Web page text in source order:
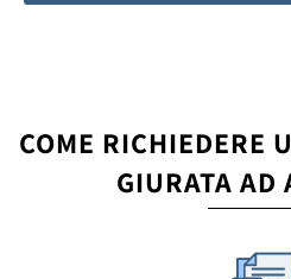
COME RICHIEDERE
GIURATA AD